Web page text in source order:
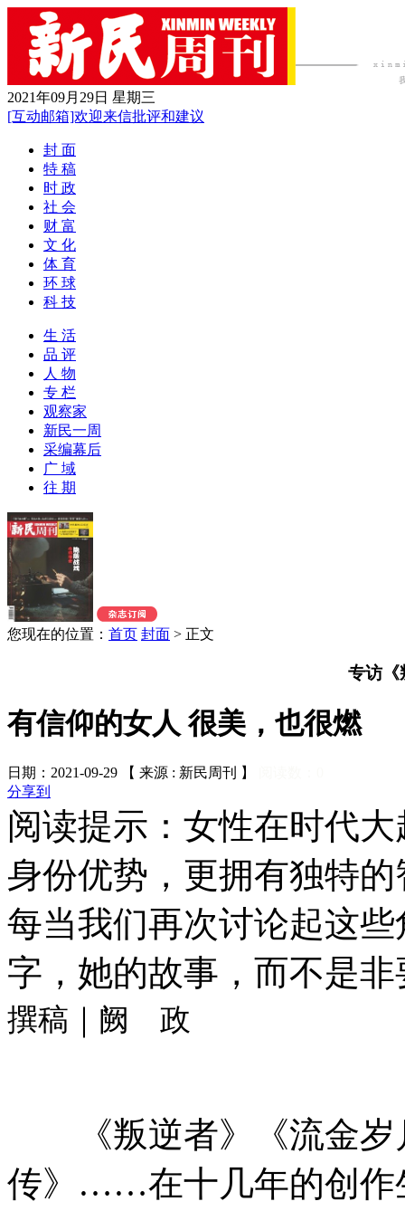
2021年09月29日 星期三
[互动邮箱]欢迎来信批评和建议
封 面
特 稿
时 政
社 会
财 富
文 化
体 育
环 球
科 技
生 活
品 评
人 物
专 栏
观察家
新民一周
采编幕后
广 域
往 期
您现在的位置： 首页 封面 > 正文
专访《
有信仰的女人 很美，也很燃
日期：2021-09-29 【 来源 : 新民周刊 】
分享到
阅读提示：女性在时代
身份优势，更拥有独特
每当我们再次讨论起这
字，她的故事，而不是
撰稿｜阙 政
《叛逆者》《流金岁
传》……在十几年的创作